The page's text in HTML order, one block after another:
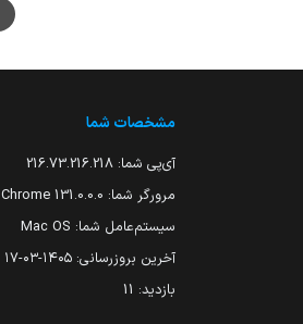
مشخصات شما
آی‌پی شما: 216.73.216.218
مرورگر شما: 131.0.0.0 Chrome
سیستم‌عامل شما: Mac OS
آخرین بروزرسانی: ۱۴۰۵-۰۳-۱۷
بازدید: 11